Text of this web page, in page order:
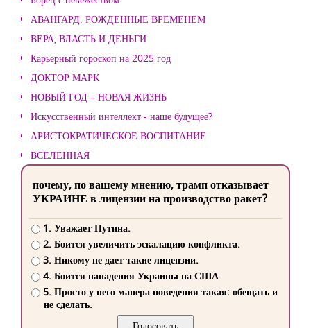
АВАНГАРД. РОЖДЕННЫЕ ВРЕМЕНЕМ
ВЕРА, ВЛАСТЬ И ДЕНЬГИ
Карьерный гороскоп на 2025 год
ДОКТОР МАРК
НОВЫЙ ГОД – НОВАЯ ЖИЗНЬ
Искусственный интеллект - наше будущее?
АРИСТОКРАТИЧЕСКОЕ ВОСПИТАНИЕ
ВСЕЛЕННАЯ
почему, по вашему мнению, трамп отказывает
УКРАИНЕ в лицензии на производство ракет?
1. Уважает Путина.
2. Боится увеличить эскалацию конфликта.
3. Никому не дает такие лицензии.
4. Боится нападения Украины на США
5. Просто у него манера поведения такая: обещать и
не сделать.